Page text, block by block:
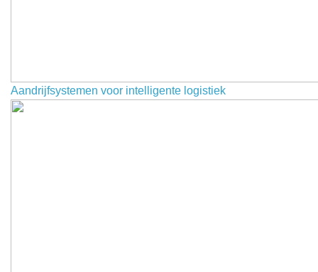
Aandrijfsystemen voor intelligente logistiek